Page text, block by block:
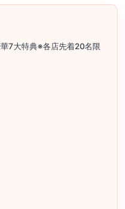
7大特典※各店先着20名限